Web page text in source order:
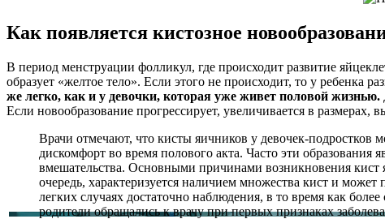
Как появляется кистозное
В период менструации фолликул, где происходит развитие
образует «желтое тело». Если этого не происходит, то у ребенка
же легко, как и у девочки, которая уже живет половой жизнью.
Если новообразование прогрессирует, увеличивается в размерах,
Врачи отмечают, что кисты яичников у девочек-
дискомфорт во время полового акта. Часто эти
вмешательства. Основными причинами возникновения кист
очередь, характеризуется наличием множества кист и
легких случаях достаточно наблюдения, в то время как
родители обращались к врачу при первых признаках